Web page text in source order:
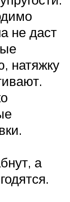
не даст
натяжку
а